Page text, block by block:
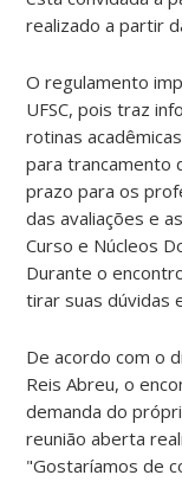
realizado a partir
O regulamento
UFSC, pois traz
rotinas
para trancamento
prazo para os
das avaliações e
Curso e Núcleos
Durante o
tirar suas dúvidas
De acordo com o
Reis Abreu, o
demanda do
reunião aberta
"Gostaríamos de